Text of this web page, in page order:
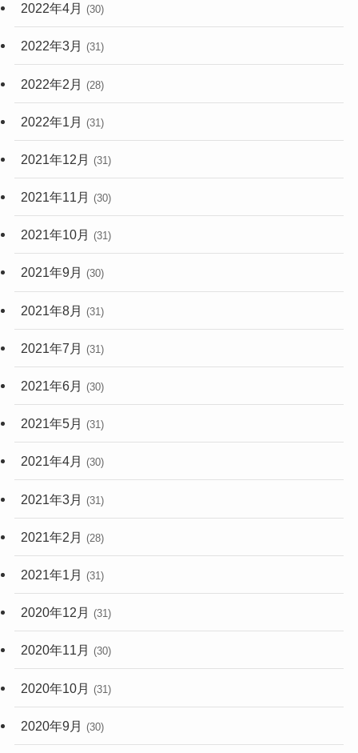
2022年4月 (30)
2022年3月 (31)
2022年2月 (28)
2022年1月 (31)
2021年12月 (31)
2021年11月 (30)
2021年10月 (31)
2021年9月 (30)
2021年8月 (31)
2021年7月 (31)
2021年6月 (30)
2021年5月 (31)
2021年4月 (30)
2021年3月 (31)
2021年2月 (28)
2021年1月 (31)
2020年12月 (31)
2020年11月 (30)
2020年10月 (31)
2020年9月 (30)